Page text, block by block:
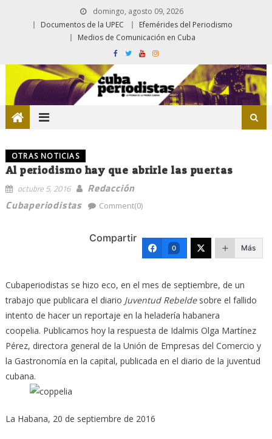
domingo, agosto 09, 2026
Documentos de la UPEC
Efemérides del Periodismo
Medios de Comunicación en Cuba
OTRAS NOTICIAS
Al periodismo hay que abrirle las puertas
octubre 5, 2016
Redacción
Cubaperiodistas
Comment(0)
Compartir
0 Más
Cubaperiodistas se hizo eco, en el mes de septiembre, de un
trabajo que publicara el diario Juventud Rebeldesobre el fallido
intento de hacer un reportaje en la heladería habanera
coopelia. Publicamos hoy la respuesta de Idalmis Olga Martínez
Pérez, directora general de la Unión de Empresas del Comercio y
la Gastronomía en la capital, publicada en el diario de la juventud
cubana.
La Habana, 20 de septiembre de 2016